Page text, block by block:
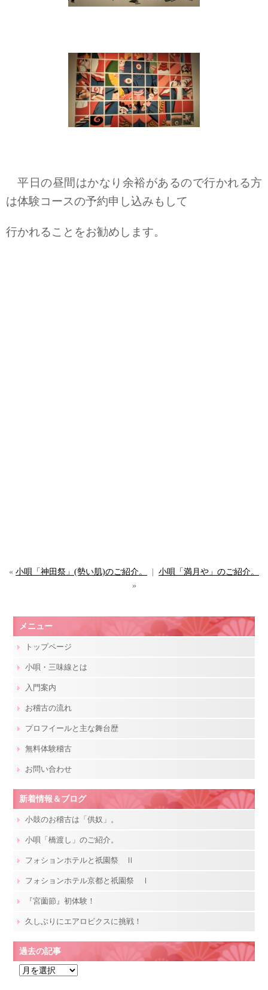
平日の昼間はかなり余裕があるので行かれる方
は体験コースの予約申し込みもして
行かれることをお勧めします。
« 小唄「神田祭」(勢い肌)のご紹介。
小唄「満月や」のご紹介。
»
メニュー
トップページ
小唄・三味線とは
入門案内
お稽古の流れ
プロフイールと主な舞台歴
無料体験稽古
お問い合わせ
新着情報＆ブログ
小鼓のお稽古は「供奴」。
小唄「橋渡し」のご紹介。
フォションホテルと祇園祭 Ⅱ
フォションホテル京都と祇園祭 Ⅰ
『宮薗節』初体験！
久しぶりにエアロビクスに挑戦！
過去の記事